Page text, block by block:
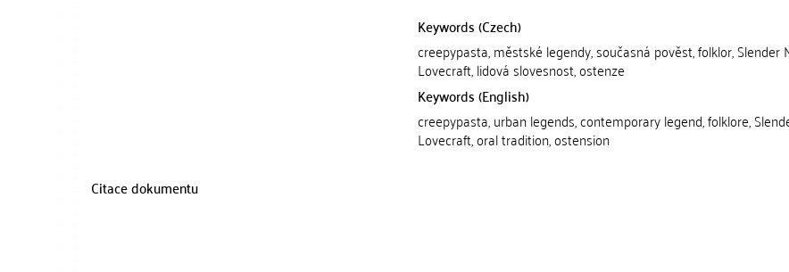
Keywords (Czech)
creepypasta, městské legendy, současná pověst, folklor, Slender
Lovecraft, lidová slovesnost, ostenze
Keywords (English)
creepypasta, urban legends, contemporary legend, folklore,
Lovecraft, oral tradition, ostension
Citace dokumentu